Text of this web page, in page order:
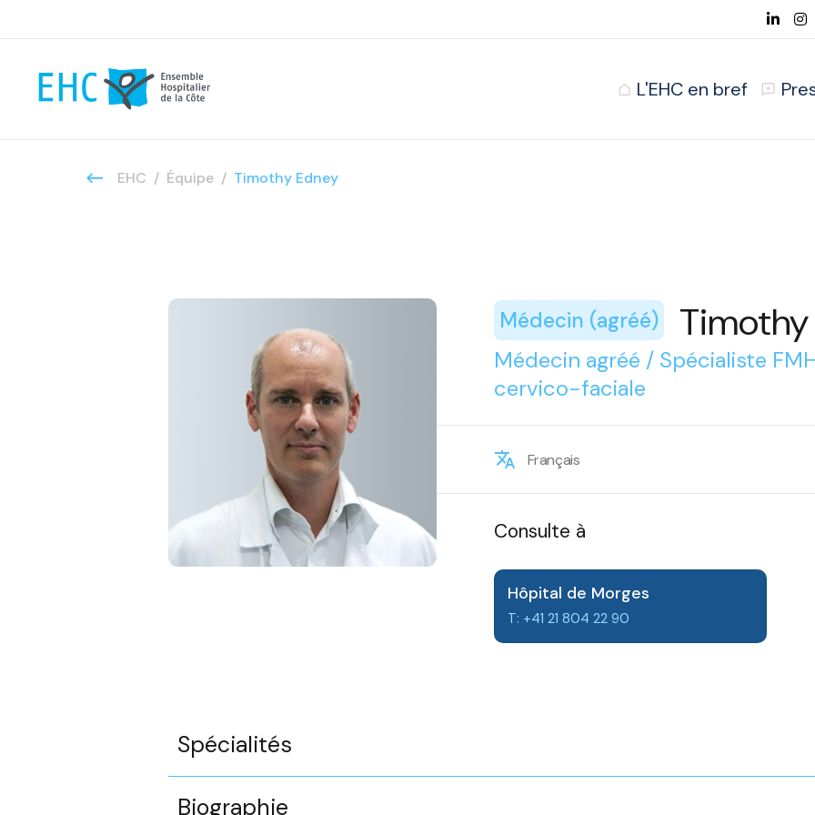
L'EHC en bref
EHC Équipe Timothy Edney
Médecin (agréé)
Médecin agréé / Spécialiste
cervico-faciale
Français
Consulte à
Hôpital de Morges
T: +41 21 804 22 90
Spécialités
Biographie